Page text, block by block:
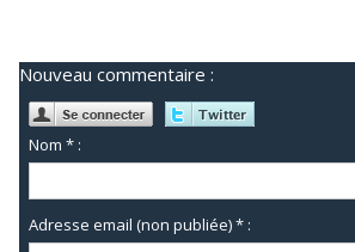
Nouveau commentaire :
Nom * :
Adresse email (non publiée) * :